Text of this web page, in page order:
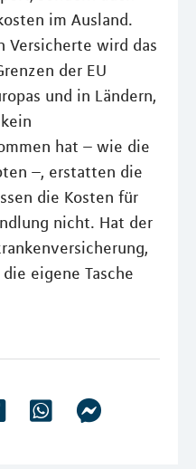
im Ausland.
Versicherte wird das
der EU
und in Ländern,
hat – wie die
–, erstatten die
die Kosten für
nicht. Hat der
eigene Tasche